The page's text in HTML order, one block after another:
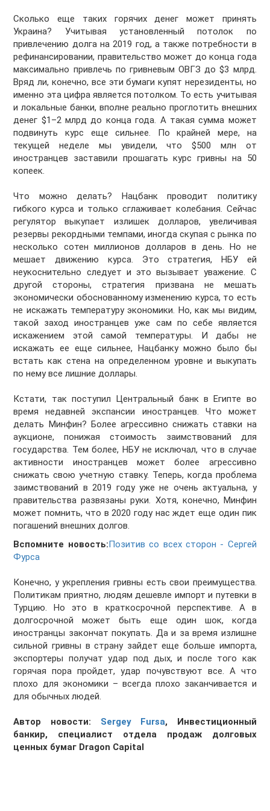
Сколько еще таких горячих денег может принять
Украина? Учитывая установленный потолок по
привлечению долга на 2019 год, а также потребности в
рефинансировании, правительство может до конца года
максимально привлечь по гривневым ОВГЗ до $3 млрд.
Вряд ли, конечно, все эти бумаги купят нерезиденты, но
именно эта цифра является потолком. То есть учитывая
и локальные банки, вполне реально проглотить внешних
денег $1–2 млрд до конца года. А такая сумма может
подвинуть курс еще сильнее. По крайней мере, на
текущей неделе мы увидели, что $500 млн от
иностранцев заставили прошагать курс гривны на 50
копеек.
Что можно делать? Нацбанк проводит политику
гибкого курса и только сглаживает колебания. Сейчас
регулятор выкупает излишек долларов, увеличивая
резервы рекордными темпами, иногда скупая с рынка по
несколько сотен миллионов долларов в день. Но не
мешает движению курса. Это стратегия, НБУ ей
неукоснительно следует и это вызывает уважение. С
другой стороны, стратегия призвана не мешать
экономически обоснованному изменению курса, то есть
не искажать температуру экономики. Но, как мы видим,
такой заход иностранцев уже сам по себе является
искажением этой самой температуры. И дабы не
искажать ее еще сильнее, Нацбанку можно было бы
встать как стена на определенном уровне и выкупать
по нему все лишние доллары.
Кстати, так поступил Центральный банк в Египте во
время недавней экспансии иностранцев. Что может
делать Минфин? Более агрессивно снижать ставки на
аукционе, понижая стоимость заимствований для
государства. Тем более, НБУ не исключал, что в случае
активности иностранцев может более агрессивно
снижать свою учетную ставку. Теперь, когда проблема
заимствований в 2019 году уже не очень актуальна, у
правительства развязаны руки. Хотя, конечно, Минфин
может помнить, что в 2020 году нас ждет еще один пик
погашений внешних долгов.
Вспомните новость:Позитив со всех сторон - Сергей
Фурса
Конечно, у укрепления гривны есть свои преимущества.
Политикам приятно, людям дешевле импорт и путевки в
Турцию. Но это в краткосрочной перспективе. А в
долгосрочной может быть еще один шок, когда
иностранцы закончат покупать. Да и за время излишне
сильной гривны в страну зайдет еще больше импорта,
экспортеры получат удар под дых, и после того как
горячая пора пройдет, удар почувствуют все. А что
плохо для экономики – всегда плохо заканчивается и
для обычных людей.
Автор новости: Sergey Fursa, Инвестиционный
банкир, специалист отдела продаж долговых
ценных бумаг Dragon Capital